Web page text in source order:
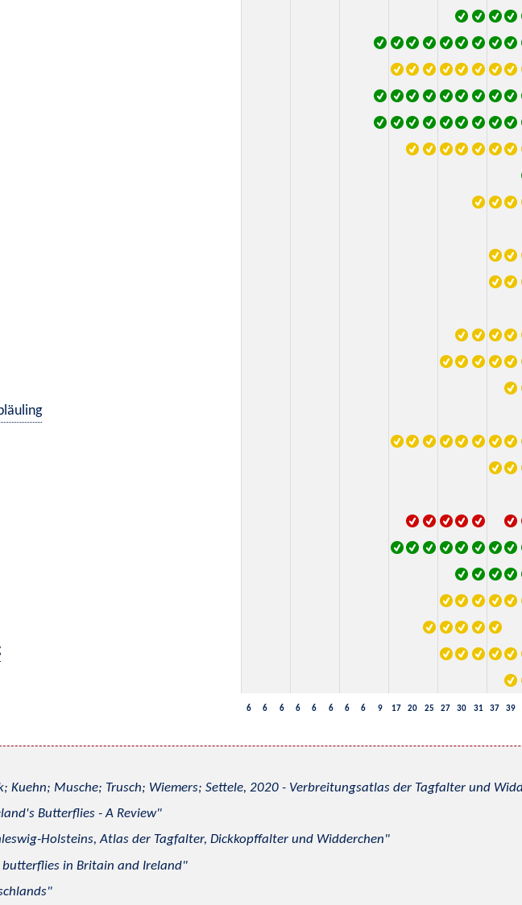
6 6 6 6 6 6 6 6 9 17 20 25 27 30 31 37 39
Kuehn; Musche; Trusch; Wiemers; Settele, 2020 - Verbreitungsatlas der Tagfalter und
Butterflies - A Review
Holsteins, Atlas der Tagfalter, Dickkopffalter und Widderchen
in Britain and Ireland